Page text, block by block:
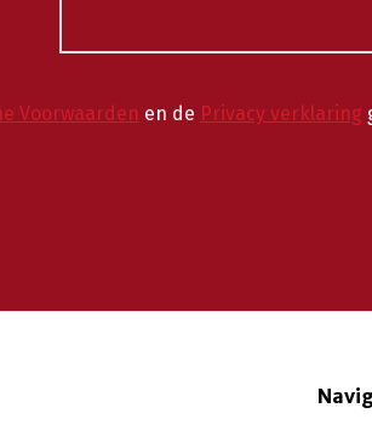
Voorwaarden en de Privacy verklaring